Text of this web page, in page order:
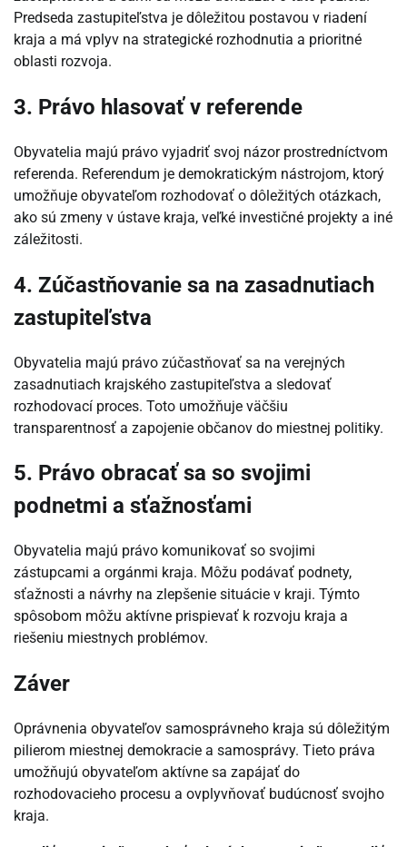
Predseda zastupiteľstva je dôležitou postavou v riadení
kraja a má vplyv na strategické rozhodnutia a prioritné
oblasti rozvoja.
3. Právo hlasovať v referende
Obyvatelia majú právo vyjadriť svoj názor prostredníctvom
referenda. Referendum je demokratickým nástrojom, ktorý
umožňuje obyvateľom rozhodovať o dôležitých otázkach,
ako sú zmeny v ústave kraja, veľké investičné projekty a iné
záležitosti.
4. Zúčastňovanie sa na zasadnutiach
zastupiteľstva
Obyvatelia majú právo zúčastňovať sa na verejných
zasadnutiach krajského zastupiteľstva a sledovať
rozhodovací proces. Toto umožňuje väčšiu
transparentnosť a zapojenie občanov do miestnej politiky.
5. Právo obracať sa so svojimi
podnetmi a sťažnosťami
Obyvatelia majú právo komunikovať so svojimi
zástupcami a orgánmi kraja. Môžu podávať podnety,
sťažnosti a návrhy na zlepšenie situácie v kraji. Týmto
spôsobom môžu aktívne prispievať k rozvoju kraja a
riešeniu miestnych problémov.
Záver
Oprávnenia obyvateľov samosprávneho kraja sú dôležitým
pilierom miestnej demokracie a samosprávy. Tieto práva
umožňujú obyvateľom aktívne sa zapájať do
rozhodovacieho procesu a ovplyvňovať budúcnosť svojho
kraja.